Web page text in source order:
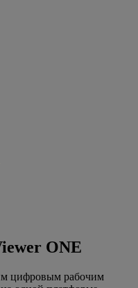
ONE
цифровым рабочим